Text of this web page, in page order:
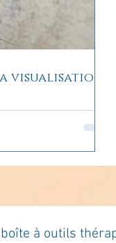
visualisation
à outils